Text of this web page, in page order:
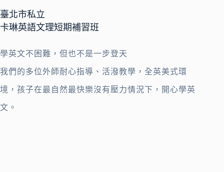
臺北市私立
卡琳英語文理短期補習班
學英文不困難，但也不是一步登天
我們的多位外師耐心指導、活潑教學，全英美式環
境，孩子在最自然最快樂沒有壓力情況下，開心學英
文。